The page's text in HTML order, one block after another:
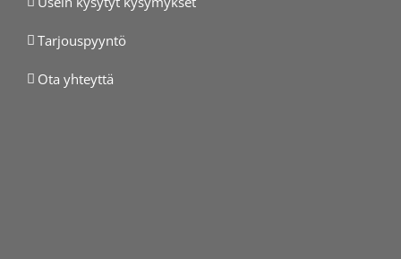
Tarjouspyyntö
Ota yhteyttä